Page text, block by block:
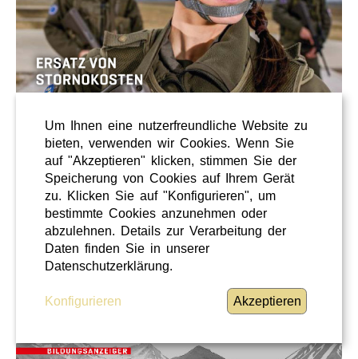
Um Ihnen eine nutzerfreundliche Website zu
bieten, verwenden wir Cookies. Wenn Sie
auf "Akzeptieren" klicken, stimmen Sie der
Speicherung von Cookies auf Ihrem Gerät
zu. Klicken Sie auf "Konfigurieren", um
bestimmte Cookies anzunehmen oder
abzulehnen. Details zur Verarbeitung der
Daten finden Sie in unserer
Datenschutzerklärung.
Konfigurieren Akzeptieren